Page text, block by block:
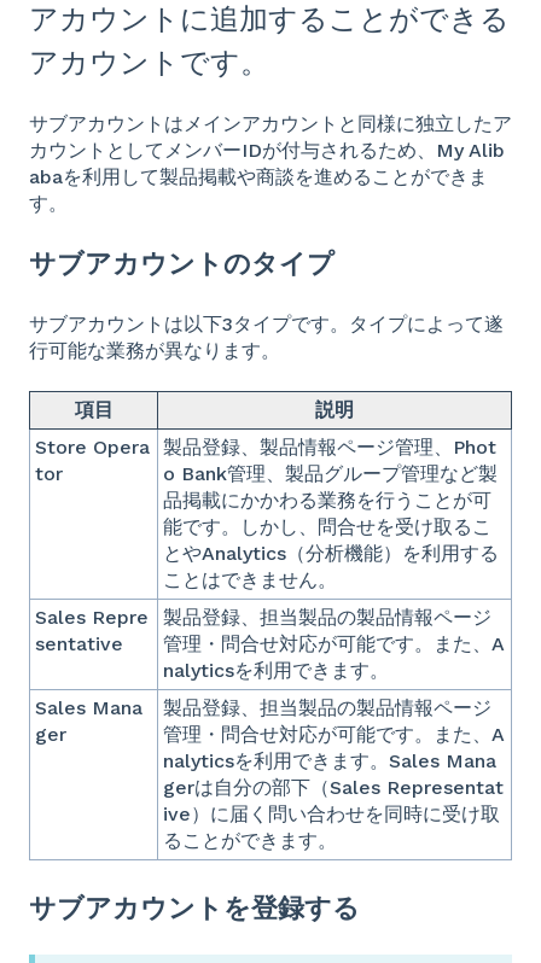
アカウントに追加することができる
アカウントです。
サブアカウントはメインアカウントと同様に独立したア
カウントとしてメンバーIDが付与されるため、My Alib
abaを利用して製品掲載や商談を進めることができま
す。
サブアカウントのタイプ
サブアカウントは以下3タイプです。タイプによって遂
行可能な業務が異なります。
項目
説明
Store Opera
tor
製品登録、製品情報ページ管理、Phot
o Bank管理、製品グループ管理など製
品掲載にかかわる業務を行うことが可
能です。しかし、問合せを受け取るこ
とやAnalytics（分析機能）を利用する
ことはできません。
Sales Repre
sentative
製品登録、担当製品の製品情報ページ
管理・問合せ対応が可能です。また、A
nalyticsを利用できます。
Sales Mana
ger
製品登録、担当製品の製品情報ページ
管理・問合せ対応が可能です。また、A
nalyticsを利用できます。Sales Mana
gerは自分の部下（Sales Representat
ive）に届く問い合わせを同時に受け取
ることができます。
サブアカウントを登録する